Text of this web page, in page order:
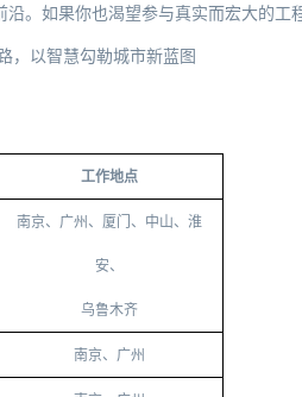
沿。如果你也渴望参与真实而宏大的工
以智慧勾勒城市新蓝图
工作地点
南京、广州、厦门、中山、淮
安、
乌鲁木齐
南京、广州